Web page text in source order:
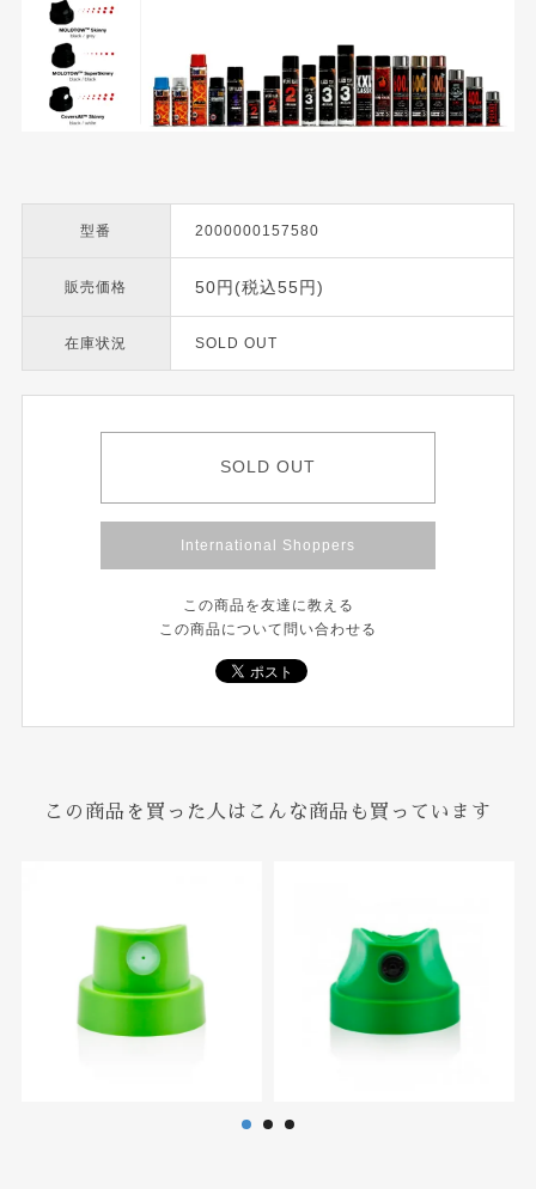
型番 2000000157580
販売価格 50円(税込55円)
在庫状況 SOLD OUT
SOLD OUT
International Shoppers
この商品を友達に教える
この商品について問い合わせる
この商品を買った人はこんな商品も買っています